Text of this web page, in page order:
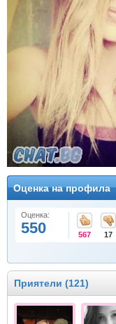
Оценка на профила
Оценка:
550 567 17
Приятели (121)